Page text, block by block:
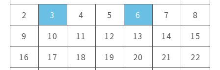
2
3 4 5 6 7
8
9
10 11 12 13 14
15
16
17 18 19 20 21
22